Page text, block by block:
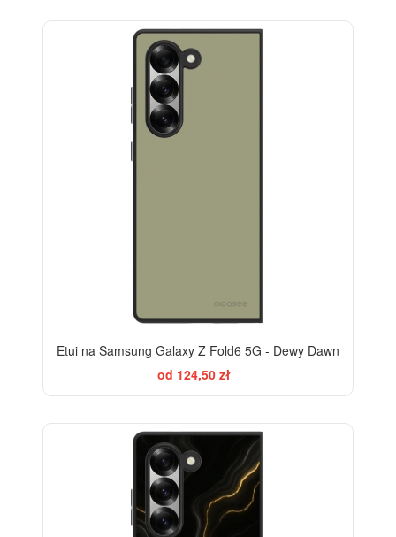
Etui na Samsung Galaxy Z Fold6 5G - Dewy Dawn
od 124,50 zł